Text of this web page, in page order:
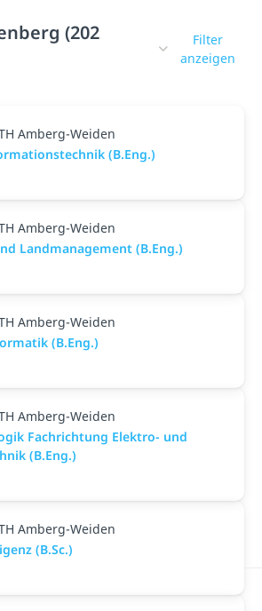
(202
Filter
anzeigen
Amberg-Weiden
(B.Eng.)
Amberg-Weiden
Landmanagement (B.Eng.)
Amberg-Weiden
(B.Eng.)
Amberg-Weiden
Fachrichtung Elektro- und
(B.Eng.)
Amberg-Weiden
(B.Sc.)